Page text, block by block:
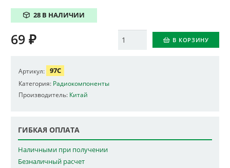
28 В НАЛИЧИИ
Количество В КОРЗИНУ
69 ₽
Артикул: 97C
Категория: Радиокомпоненты
Производитель: Китай
ГИБКАЯ ОПЛАТА
Наличными при получении
Безналичный расчет